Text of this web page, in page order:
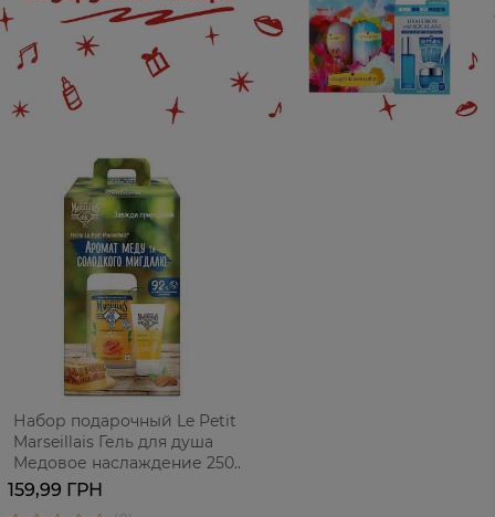
Набор подарочный Le Petit
Marseillais Гель для душа
Медовое наслаждение 250
мл + Крем для рук Сладкий
миндаль 75 мл
159,99 ГРН